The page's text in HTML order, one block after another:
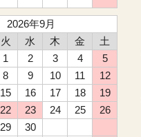
2026年9月
火 水 木 金
土
1
2 3 4
5
8 9 10 11
12
15 16 17 18
19
22 23 24 25
26
29
30